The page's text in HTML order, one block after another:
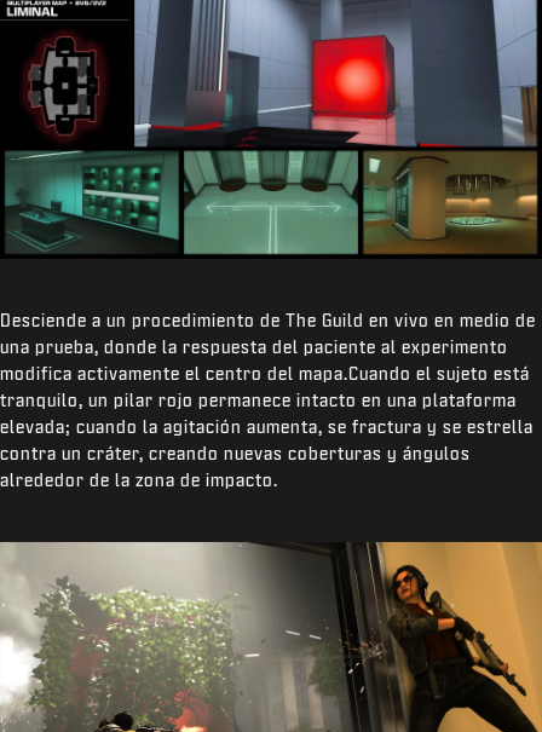
Desciende a un procedimiento de The Guild en vivo en medio de
una prueba, donde la respuesta del paciente al experimento
modifica activamente el centro del mapa.Cuando el sujeto está
tranquilo, un pilar rojo permanece intacto en una plataforma
elevada; cuando la agitación aumenta, se fractura y se estrella
contra un cráter, creando nuevas coberturas y ángulos
alrededor de la zona de impacto.